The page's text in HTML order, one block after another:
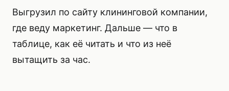
Выгрузил по сайту клининговой компании,
где веду маркетинг. Дальше — что в
таблице, как её читать и что из неё
вытащить за час.